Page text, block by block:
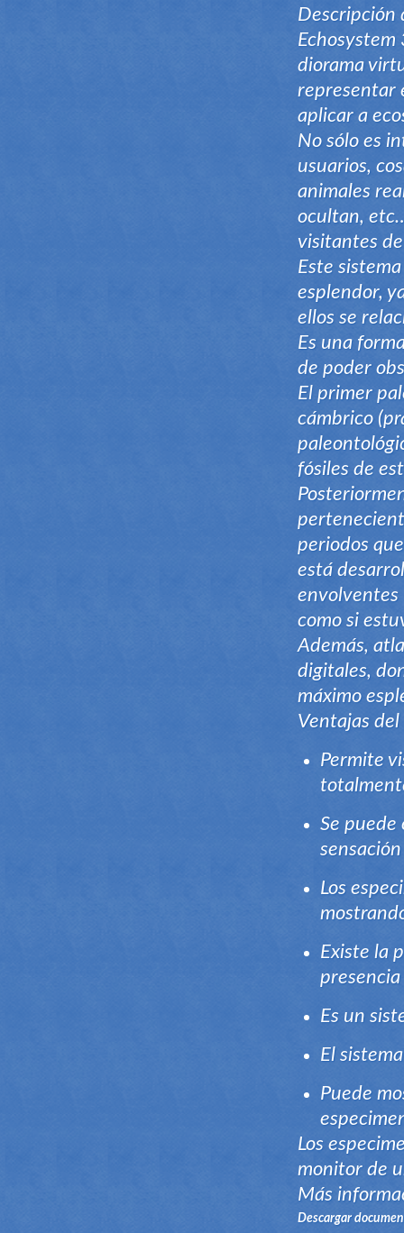
Descripción
diorama
representar
aplicar a
No sólo es
usuarios,
animales
ocultan,
visitantes
Este
esplendor,
ellos se
Es una
de poder
El primer
cámbrico
fósiles de
periodos
está
envolventes
como si
Además,
digitales,
máximo
Ventajas
Permite
Se
Los
Existe la
Es un
El
Puede
Los
monitor de
Más
Descargar